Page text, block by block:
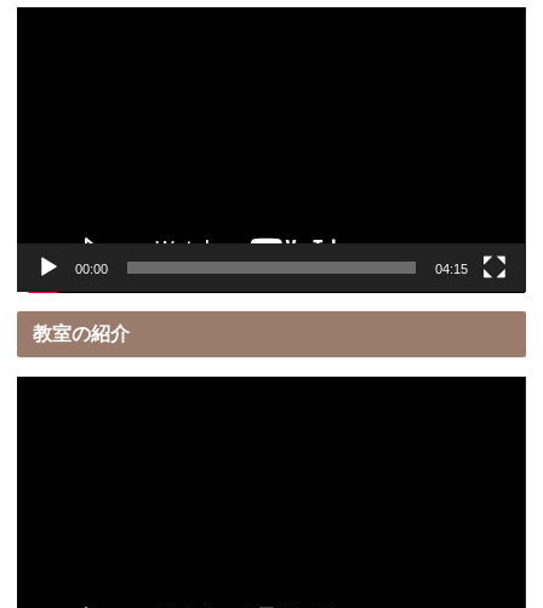
00:00 04:15
教室の紹介